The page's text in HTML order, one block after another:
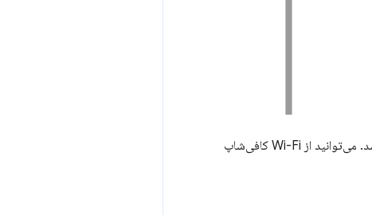
یک کاربر ممکن است در واقع 3G، 4G یا Wi-Fi نباشد. می‌توانید از Wi-Fi کافی‌شاپ